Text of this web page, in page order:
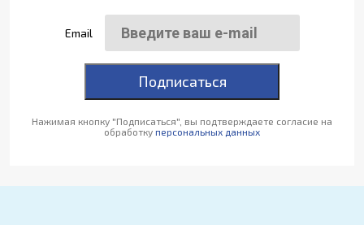
Email
Подписаться
Нажимая кнопку "Подписаться", вы подтверждаете согласие на
обработку персональных данных